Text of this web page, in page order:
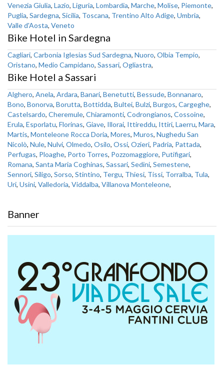
Venezia Giulia, Lazio, Liguria, Lombardia, Marche, Molise, Piemonte,
Puglia, Sardegna, Sicilia, Toscana, Trentino Alto Adige, Umbria,
Valle d'Aosta, Veneto
Bike Hotel in Sardegna
Cagliari, Carbonia Iglesias Sud Sardegna, Nuoro, Olbia Tempio,
Oristano, Medio Campidano, Sassari, Ogliastra,
Bike Hotel a Sassari
Alghero, Anela, Ardara, Banari, Benetutti, Bessude, Bonnanaro,
Bono, Bonorva, Borutta, Bottidda, Bultei, Bulzi, Burgos, Cargeghe,
Castelsardo, Cheremule, Chiaramonti, Codrongianos, Cossoine,
Erula, Esporlatu, Florinas, Giave, Illorai, Ittireddu, Ittiri, Laerru, Mara,
Martis, Monteleone Rocca Doria, Mores, Muros, Nughedu San
Nicolò, Nule, Nulvi, Olmedo, Osilo, Ossi, Ozieri, Padria, Pattada,
Perfugas, Ploaghe, Porto Torres, Pozzomaggiore, Putifigari,
Romana, Santa Maria Coghinas, Sassari, Sedini, Semestene,
Sennori, Siligo, Sorso, Stintino, Tergu, Thiesi, Tissi, Torralba, Tula,
Uri, Usini, Valledoria, Viddalba, Villanova Monteleone,
Banner